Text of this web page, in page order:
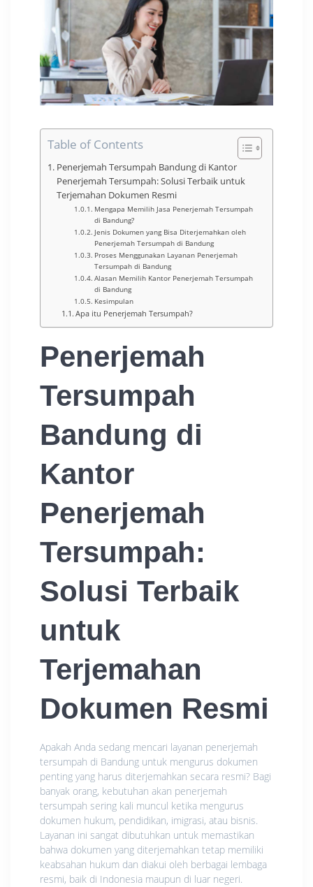
Table of Contents
Penerjemah Tersumpah Bandung di Kantor
Penerjemah Tersumpah: Solusi Terbaik untuk
Terjemahan Dokumen Resmi
Mengapa Memilih Jasa Penerjemah Tersumpah
di Bandung?
Jenis Dokumen yang Bisa Diterjemahkan oleh
Penerjemah Tersumpah di Bandung
Proses Menggunakan Layanan Penerjemah
Tersumpah di Bandung
Alasan Memilih Kantor Penerjemah Tersumpah
di Bandung
Kesimpulan
Apa itu Penerjemah Tersumpah?
Penerjemah
Tersumpah
Bandung di
Kantor
Penerjemah
Tersumpah:
Solusi Terbaik
untuk
Terjemahan
Dokumen Resmi
Apakah Anda sedang mencari layanan penerjemah
tersumpah di Bandung untuk mengurus dokumen
penting yang harus diterjemahkan secara resmi? Bagi
banyak orang, kebutuhan akan penerjemah
tersumpah sering kali muncul ketika mengurus
dokumen hukum, pendidikan, imigrasi, atau bisnis.
Layanan ini sangat dibutuhkan untuk memastikan
bahwa dokumen yang diterjemahkan tetap memiliki
keabsahan hukum dan diakui oleh berbagai lembaga
resmi, baik di Indonesia maupun di luar negeri.